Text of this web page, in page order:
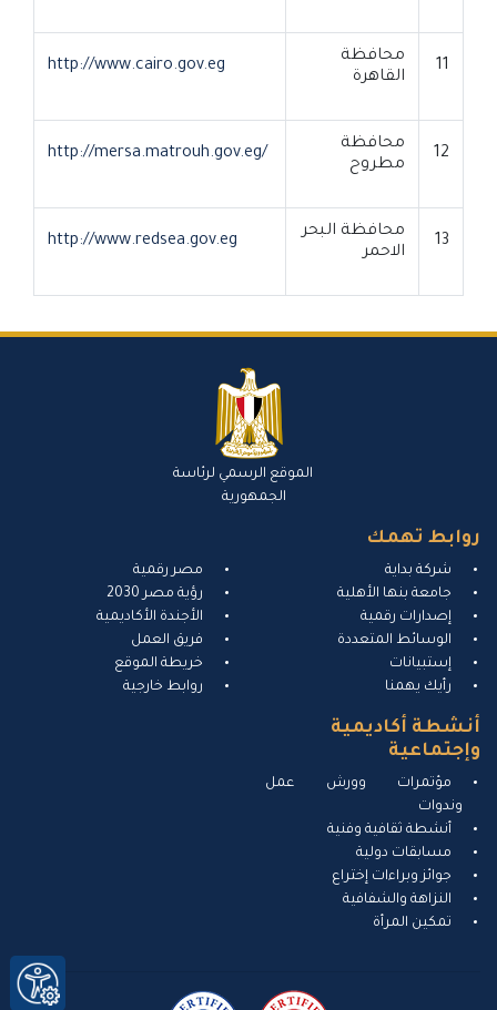
11
محافظة
القاهرة
http://www.cairo.gov.eg
12
محافظة
مطروح
http://mersa.matrouh.gov.eg/
13
محافظة البحر
الاحمر
http://www.redsea.gov.eg
الموقع الرسمي لرئاسة
الجمهورية
روابط تهمك
شركة بداية
جامعة بنها الأهلية
إصدارات رقمية
الوسائط المتعددة
إستبيانات
رأيك يهمنا
مصر رقمية
رؤية مصر 2030
الأجندة الأكاديمية
فريق العمل
خريطة الموقع
روابط خارجية
أنشطة أكاديمية
وإجتماعية
مؤتمرات وورش عمل
وندوات
أنشطة ثقافية وفنية
مسابقات دولية
جوائز وبراءات إختراع
النزاهة والشفافية
تمكين المرأة